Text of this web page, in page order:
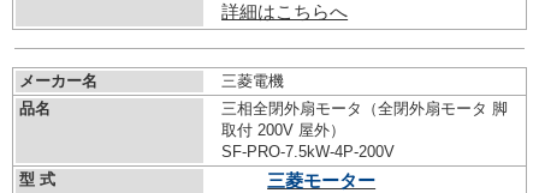
詳細はこちらへ
メーカー名
三菱電機
品名
三相全閉外扇モータ（全閉外扇モータ 脚
取付 200V 屋外）
SF-PRO-7.5kW-4P-200V
型 式
三菱モーター